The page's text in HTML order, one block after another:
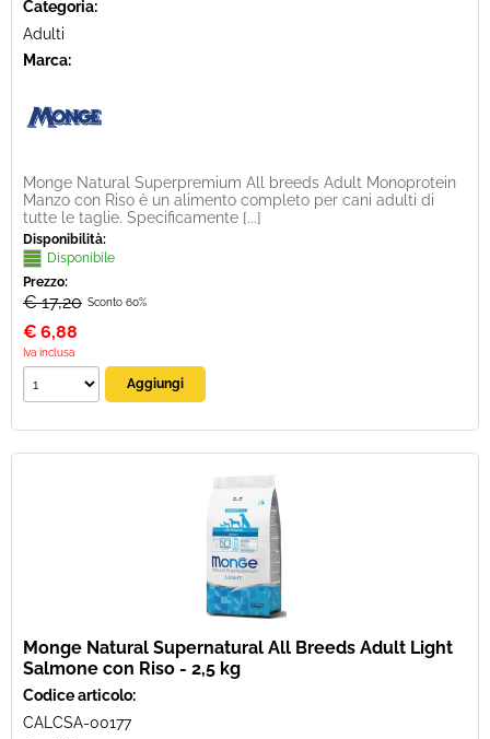
Categoria:
Adulti
Marca:
Monge Natural Superpremium All breeds Adult Monoprotein
Manzo con Riso è un alimento completo per cani adulti di
tutte le taglie. Specificamente [...]
Disponibilità:
Disponibile
Prezzo:
€ 17,20 Sconto 60%
€ 6,88
Iva inclusa
Monge Natural Supernatural All Breeds Adult Light
Salmone con Riso - 2,5 kg
Codice articolo:
CALCSA-00177